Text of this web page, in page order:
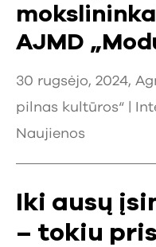
AJMD
30 rugsėjo, 2024,
pilnas kultūros“ |
Naujienos
Iki ausų
– tokiu